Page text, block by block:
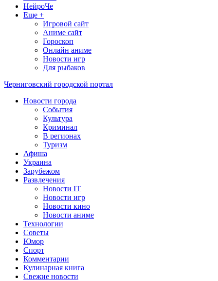
НейроЧе
Еще +
Игровой сайт
Аниме сайт
Гороскоп
Онлайн аниме
Новости игр
Для рыбаков
Черниговский городской портал
Новости города
События
Культура
Криминал
В регионах
Туризм
Афиша
Украина
Зарубежом
Развлечения
Новости IT
Новости игр
Новости кино
Новости аниме
Технологии
Советы
Юмор
Спорт
Комментарии
Кулинарная книга
Свежие новости